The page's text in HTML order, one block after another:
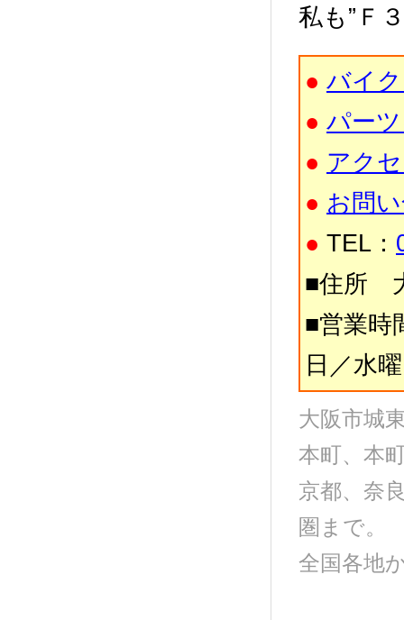
私も”Ｆ
● バイ
● パー
● アク
● お問
● TEL：
■住所
■営業時
日／水
大阪市城
本町、本
京都、奈
圏まで。
全国各地